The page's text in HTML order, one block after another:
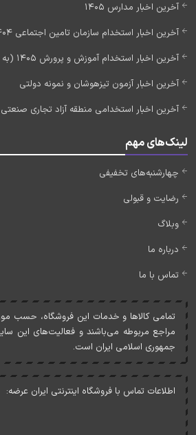
آخرین اخبار مدارس 1405
آخرین اخبار استخدام سازمان تامین اجتماعی 1404 (به زودی)
آخرین اخبار استخدام آموزش و پرورش 1405 (به زودی)
آخرین اخبار آزمون تیزهوشان و نمونه دولتی
آخرین اخبار استخدامی منطقه آزاد تجاری صنعتی 1405
لینک‌های مهم
چهارشنبه‌های تخفیفی
رضایت و قبولی
وبلاگ
درباره ما
تماس با ما
تمامی کالاها و خدمات اين فروشگاه، حسب
مراجع مربوطه می‌باشند و فعاليت‌های اين
جمهوری اسلامی ايران است.
اطلاعات تماس با فروشگاه اینترنتی ایران عرضه: